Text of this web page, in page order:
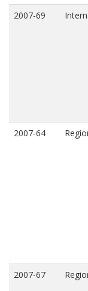
2007-69
2007-64
2007-67